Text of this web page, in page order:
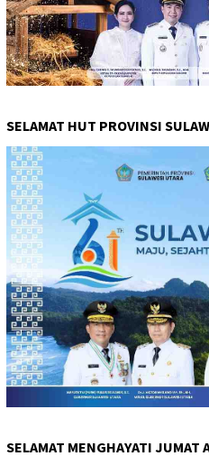
SELAMAT HUT PROVINSI
SELAMAT MENGHAYATI JUMAT